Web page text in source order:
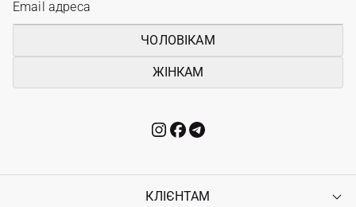
ЧОЛОВІКАМ
ЖІНКАМ
КЛІЄНТАМ